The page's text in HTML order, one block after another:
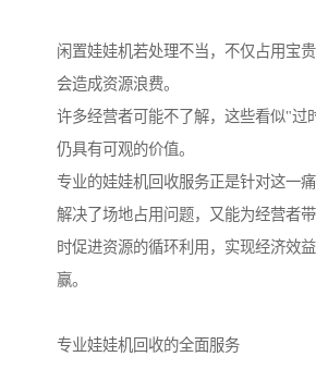
闲置娃娃机若处理不当，不仅占用宝
会造成资源浪费。
许多经营者可能不了解，这些看似"过
仍具有可观的价值。
专业的娃娃机回收服务正是针对这一
解决了场地占用问题，又能为经营者
时促进资源的循环利用，实现经济效
赢。
专业娃娃机回收的全面服务